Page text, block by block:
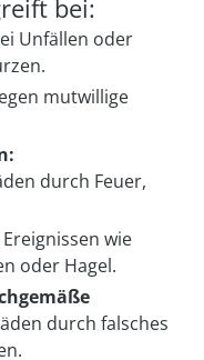
bei:
Unfällen oder
mutwillige
durch Feuer,
wie
oder Hagel.
durch falsches